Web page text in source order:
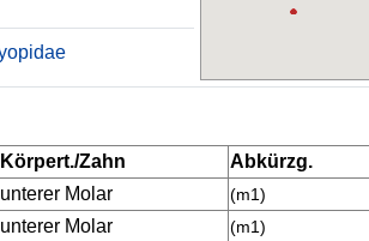
Körpert./Zahn
Abkürzg.
unterer Molar (m1)
unterer Molar (m1)